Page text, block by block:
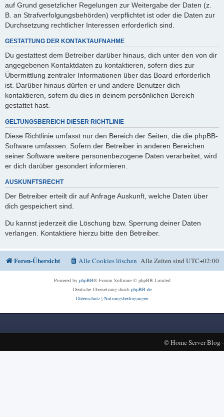
auf Grund gesetzlicher Regelungen zur Weitergabe der Daten (z.
B. an Strafverfolgungsbehörden) verpflichtet ist oder die Daten zur
Durchsetzung rechtlicher Interessen erforderlich sind.
GESTATTUNG DER KONTAKTAUFNAHME
Du gestattest dem Betreiber darüber hinaus, dich unter den von dir
angegebenen Kontaktdaten zu kontaktieren, sofern dies zur
Übermittlung zentraler Informationen über das Board erforderlich
ist. Darüber hinaus dürfen er und andere Benutzer dich
kontaktieren, sofern du dies in deinem persönlichen Bereich
gestattet hast.
GELTUNGSBEREICH DIESER RICHTLINIE
Diese Richtlinie umfasst nur den Bereich der Seiten, die die phpBB-
Software umfassen. Sofern der Betreiber in anderen Bereichen
seiner Software weitere personenbezogene Daten verarbeitet, wird
er dich darüber gesondert informieren.
AUSKUNFTSRECHT
Der Betreiber erteilt dir auf Anfrage Auskunft, welche Daten über
dich gespeichert sind.
Du kannst jederzeit die Löschung bzw. Sperrung deiner Daten
verlangen. Kontaktiere hierzu bitte den Betreiber.
Foren-Übersicht Alle Zeiten sindUTC+02:00
Alle Cookies löschen
Powered by phpBB® Forum Software © phpBB Limited
Deutsche Übersetzung durch phpBB.de
Datenschutz| Nutzungsbedingungen
©Home Server Blog